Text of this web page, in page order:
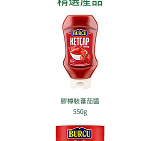
膠樽裝蕃茄醬
550g